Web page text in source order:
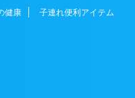
健康 子連れ便利アイテム